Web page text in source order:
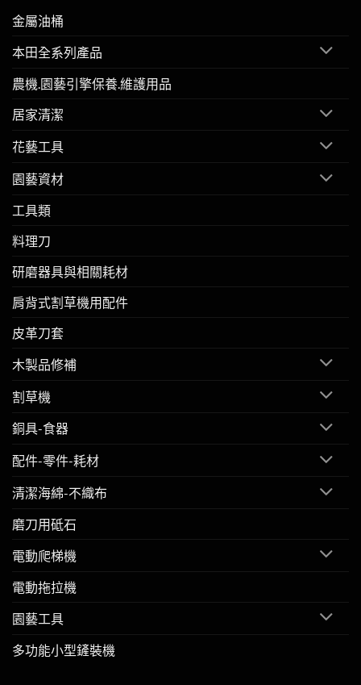
金屬油桶
本田全系列產品
農機.園藝引擎保養.維護用品
居家清潔
花藝工具
園藝資材
工具類
料理刀
研磨器具與相關耗材
肩背式割草機用配件
皮革刀套
木製品修補
割草機
銅具-食器
配件-零件-耗材
清潔海綿-不織布
磨刀用砥石
電動爬梯機
電動拖拉機
園藝工具
多功能小型鏟裝機